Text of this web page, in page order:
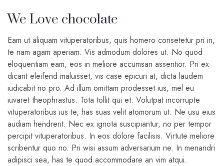
We Love chocolate
Eam ut aliquam vituperatoribus, quis homero consetetur pri in,
te nam agam aperiam. Vis admodum dolores ut. No quod
eloquentiam eam, eos in meliore accumsan assentior. Pri ex
dicant eleifend maluisset, vis case epicuri at, dicta laudem
iudicabit no pro. Ad illum omittam prodesset ius, mel eu
iuvaret theophrastus. Tota tollit qui et. Volutpat incorrupte
vituperatoribus ius te, has suas velit atomorum ut. Ne usu eius
audiam hendrerit. Nec ex ignota suscipiantur, no per tempor
percipit vituperatoribus. In eos dolore facilisis. Virtute meliore
scribentur quo no. Pri wisi assum adversarium ne. In menandri
adipisci sea, has te quod accommodare an vim atqui.